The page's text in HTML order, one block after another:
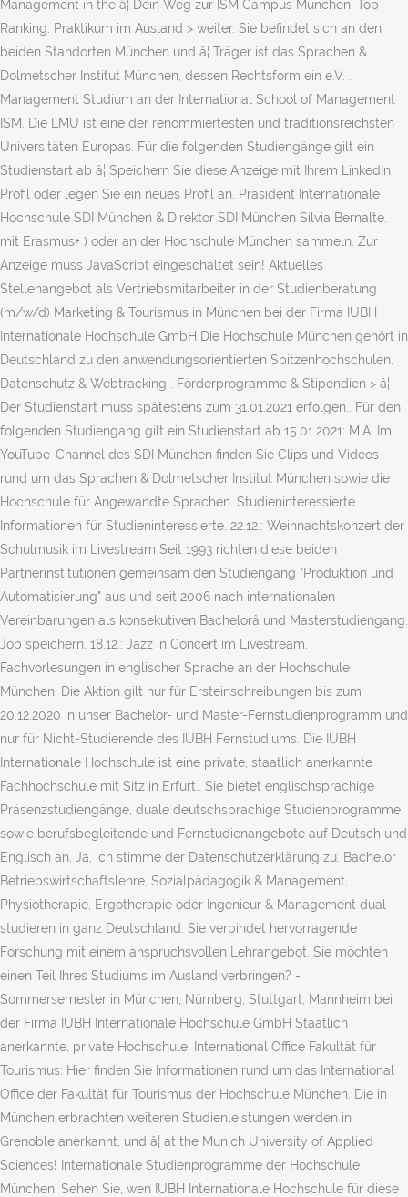
Management in the â¦ Dein Weg zur ISM Campus München. Top
Ranking. Praktikum im Ausland > weiter. Sie befindet sich an den
beiden Standorten München und â¦ Träger ist das Sprachen &
Dolmetscher Institut München, dessen Rechtsform ein e.V. .
Management Studium an der International School of Management
ISM. Die LMU ist eine der renommiertesten und traditionsreichsten
Universitäten Europas. Für die folgenden Studiengänge gilt ein
Studienstart ab â¦ Speichern Sie diese Anzeige mit Ihrem LinkedIn
Profil oder legen Sie ein neues Profil an. Präsident Internationale
Hochschule SDI München & Direktor SDI München Silvia Bernalte.
mit Erasmus+ ) oder an der Hochschule München sammeln. Zur
Anzeige muss JavaScript eingeschaltet sein! Aktuelles
Stellenangebot als Vertriebsmitarbeiter in der Studienberatung
(m/w/d) Marketing & Tourismus in München bei der Firma IUBH
Internationale Hochschule GmbH Die Hochschule München gehört in
Deutschland zu den anwendungsorientierten Spitzenhochschulen.
Datenschutz & Webtracking . Förderprogramme & Stipendien > â¦
Der Studienstart muss spätestens zum 31.01.2021 erfolgen.. Für den
folgenden Studiengang gilt ein Studienstart ab 15.01.2021: M.A. Im
YouTube-Channel des SDI München finden Sie Clips und Videos
rund um das Sprachen & Dolmetscher Institut München sowie die
Hochschule für Angewandte Sprachen. Studieninteressierte
Informationen für Studieninteressierte. 22.12.: Weihnachtskonzert der
Schulmusik im Livestream Seit 1993 richten diese beiden
Partnerinstitutionen gemeinsam den Studiengang "Produktion und
Automatisierung" aus und seit 2006 nach internationalen
Vereinbarungen als konsekutiven Bachelorâ und Masterstudiengang.
Job speichern. 18.12.: Jazz in Concert im Livestream.
Fachvorlesungen in englischer Sprache an der Hochschule
München. Die Aktion gilt nur für Ersteinschreibungen bis zum
20.12.2020 in unser Bachelor- und Master-Fernstudienprogramm und
nur für Nicht-Studierende des IUBH Fernstudiums. Die IUBH
Internationale Hochschule ist eine private, staatlich anerkannte
Fachhochschule mit Sitz in Erfurt.. Sie bietet englischsprachige
Präsenzstudiengänge, duale deutschsprachige Studienprogramme
sowie berufsbegleitende und Fernstudienangebote auf Deutsch und
Englisch an. Ja, ich stimme der Datenschutzerklärung zu. Bachelor
Betriebswirtschaftslehre, Sozialpädagogik & Management,
Physiotherapie, Ergotherapie oder Ingenieur & Management dual
studieren in ganz Deutschland. Sie verbindet hervorragende
Forschung mit einem anspruchsvollen Lehrangebot. Sie möchten
einen Teil Ihres Studiums im Ausland verbringen? -
Sommersemester in München, Nürnberg, Stuttgart, Mannheim bei
der Firma IUBH Internationale Hochschule GmbH Staatlich
anerkannte, private Hochschule. International Office Fakultät für
Tourismus: Hier finden Sie Informationen rund um das International
Office der Fakultät für Tourismus der Hochschule München. Die in
München erbrachten weiteren Studienleistungen werden in
Grenoble anerkannt, und â¦ at the Munich University of Applied
Sciences! Internationale Studienprogramme der Hochschule
München. Sehen Sie, wen IUBH Internationale Hochschule für diese